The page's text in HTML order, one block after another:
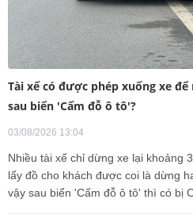
Tài xế có được phép xuống xe
sau biển 'Cấm đỗ ô tô'?
03/08/2026 13:04
Nhiều tài xế chỉ dừng xe lại khoảng
lấy đồ cho khách được coi là dừng
vậy sau biển 'Cấm đỗ ô tô' thì có bị